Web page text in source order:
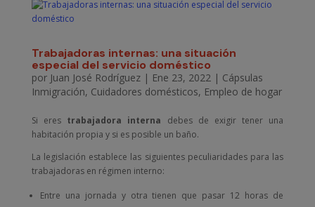
Trabajadoras internas: una situación
especial del servicio doméstico
por Juan José Rodríguez| Ene 23, 2022| Cápsulas
Inmigración, Cuidadores domésticos, Empleo de hogar
Si eres trabajadora interna debes de exigir tener una
habitación propia y si es posible un baño.
La legislación establece las siguientes peculiaridades para las
trabajadoras en régimen interno:
Entre una jornada y otra tienen que pasar 12 horas de